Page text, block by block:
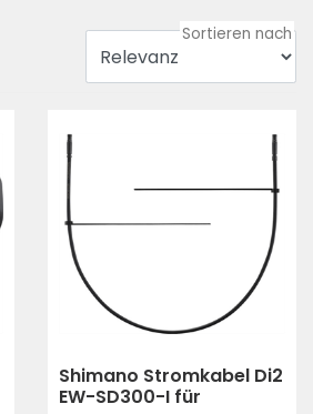
Shimano Stromkabel Di2
EW-SD300-I für